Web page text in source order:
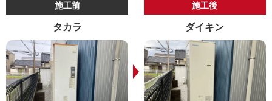
施工前
タカラ
施工後
ダイキン